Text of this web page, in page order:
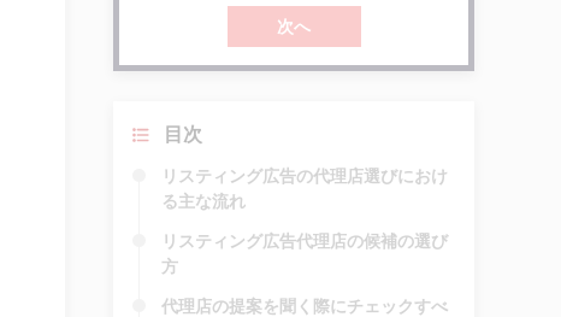
次へ
目次
リスティング広告の代理店選びにおけ
る主な流れ
リスティング広告代理店の候補の選び
方
代理店の提案を聞く際にチェックすべ